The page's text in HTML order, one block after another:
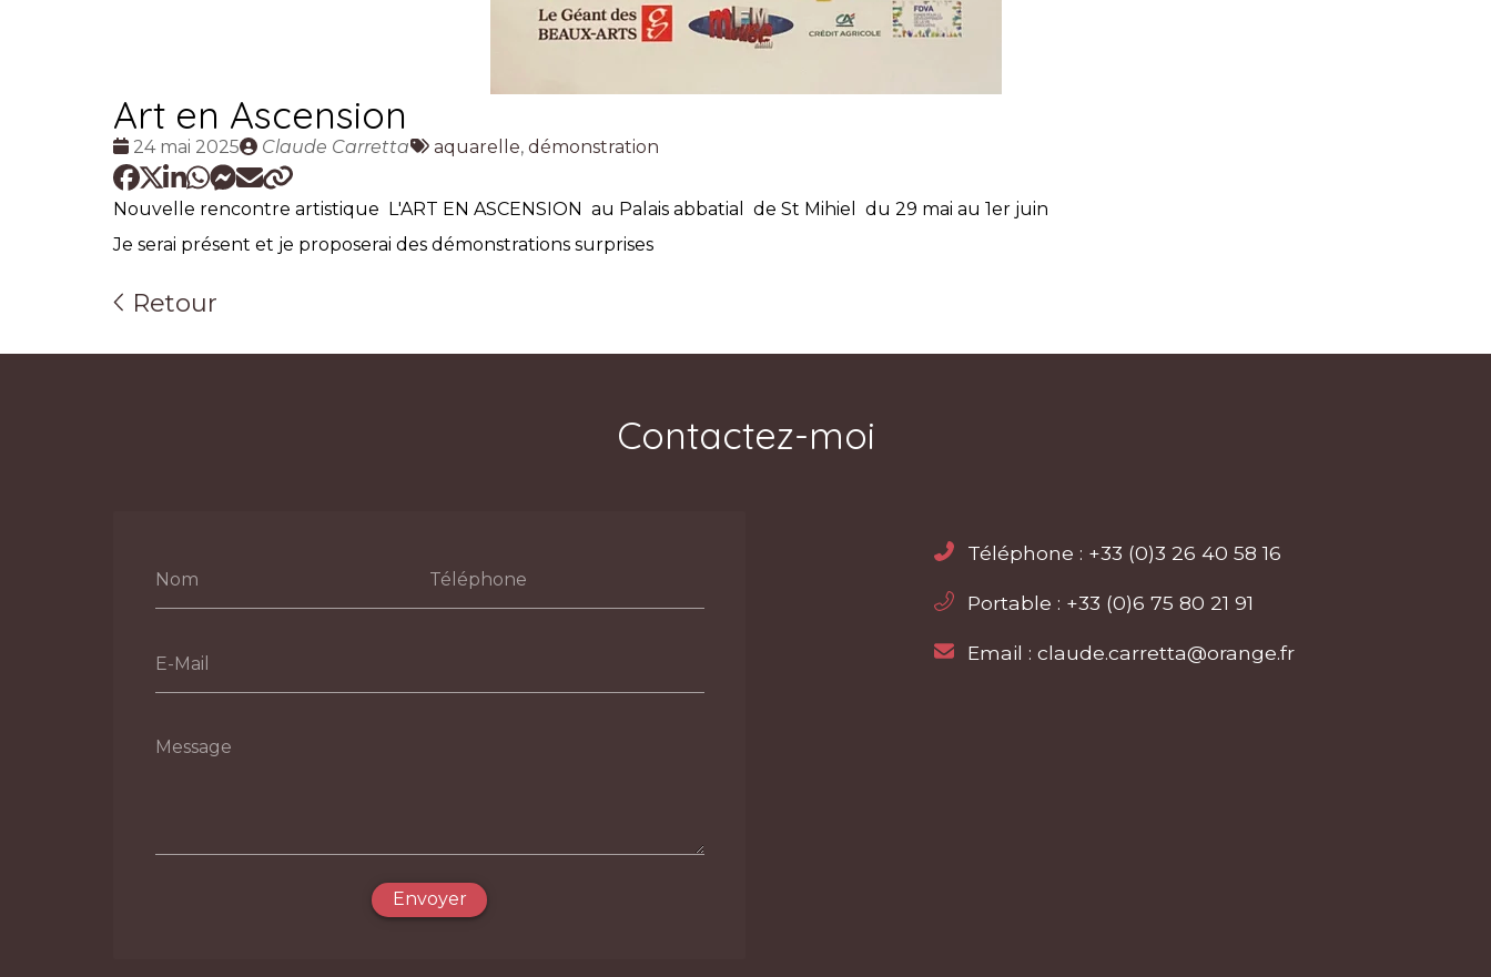
Art en Ascension
Date
:
24 mai 2025
Publié
par
Claude Carretta
Tags
aquarelle, démonstration
Nouvelle rencontre artistique L'ART EN ASCENSION au Palais abbatial de St Mihiel du 29 mai au 1er juin
Je serai présent et je proposerai des démonstrations surprises
Retour
Contactez-moi
Nom Téléphone
E-Mail
Message
Envoyer
Téléphone : +33 (0)3 26 40 58 16
Portable : +33 (0)6 75 80 21 91
Email : claude.carretta@orange.fr